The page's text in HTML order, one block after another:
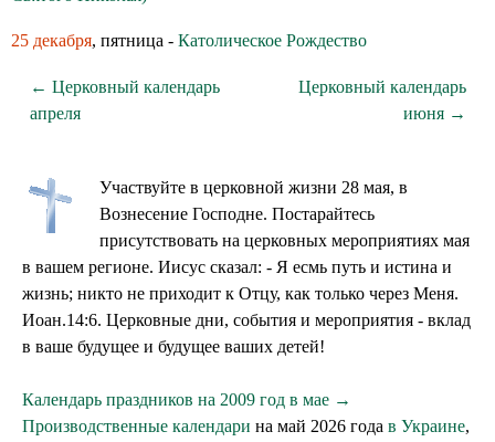
25 декабря, пятница - Католическое Рождество
← Церковный календарь
апреля
Церковный календарь
июня →
Участвуйте в церковной жизни 28 мая, в
Вознесение Господне. Постарайтесь
присутствовать на церковных мероприятиях мая
в вашем регионе. Иисус сказал: - Я есмь путь и истина и
жизнь; никто не приходит к Отцу, как только через Меня.
Иоан.14:6. Церковные дни, события и мероприятия - вклад
в ваше будущее и будущее ваших детей!
Календарь праздников на 2009 год в мае →
Производственные календари на май 2026 года в Украине,